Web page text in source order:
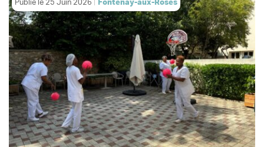
Publié le 25 Juin 2026 Fontenay-aux-Roses